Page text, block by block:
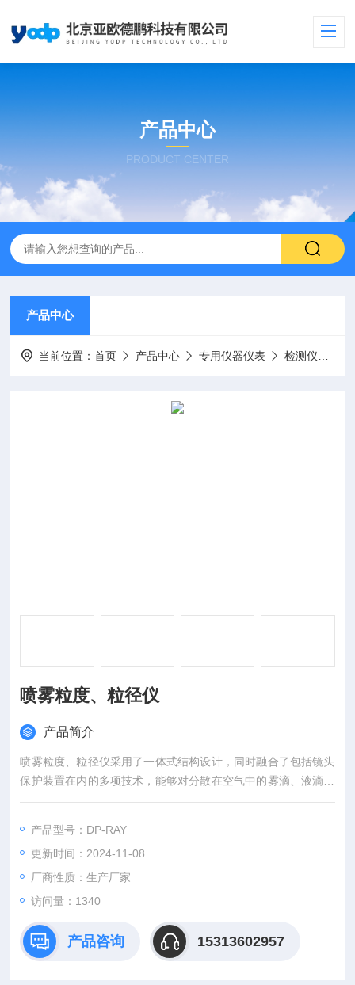
产品中心
PRODUCT CENTER
产品中心
当前位置：首页 产品中心 专用仪器仪表 检测仪
喷雾粒度、粒径仪
产品简介
喷雾粒度、粒径仪采用了一体式结构设计，同时融合了包括镜头
保护装置在内的多项技术，能够对分散在空气中的雾滴、液滴进
行无接触测量。
产品型号：DP-RAY
更新时间：2024-11-08
厂商性质：生产厂家
访问量：1340
产品咨询 15313602957